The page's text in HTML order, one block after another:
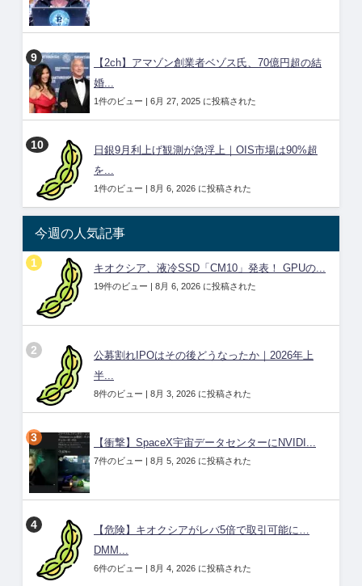
【2ch】アマゾン創業者ベゾス氏、70億円超の結
婚...
1件のビュー | 6月 27, 2025 に投稿された
日銀9月利上げ観測が急浮上｜OIS市場は90%超
を...
1件のビュー | 8月 6, 2026 に投稿された
今週の人気記事
キオクシア、液冷SSD「CM10」発表！ GPUの...
19件のビュー | 8月 6, 2026 に投稿された
公募割れIPOはその後どうなったか｜2026年上
半...
8件のビュー | 8月 3, 2026 に投稿された
【衝撃】SpaceX宇宙データセンターにNVIDI...
7件のビュー | 8月 5, 2026 に投稿された
【危険】キオクシアがレバ5倍で取引可能に…
DMM...
6件のビュー | 8月 4, 2026 に投稿された